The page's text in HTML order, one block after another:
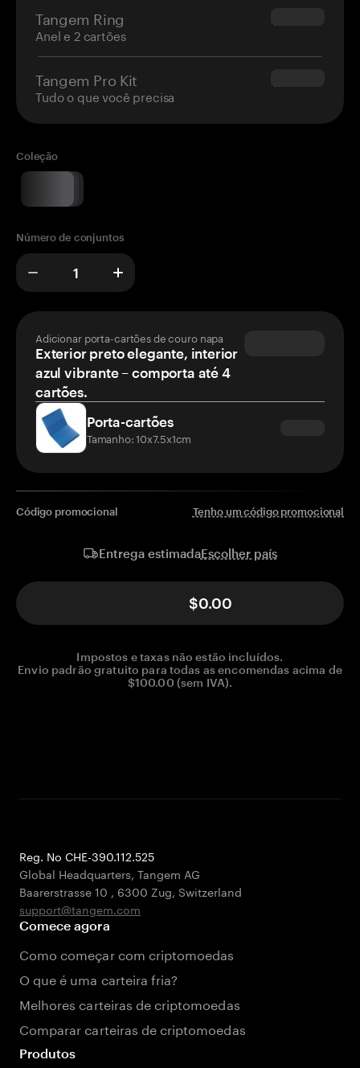
Tangem Ring
Anel e 2 cartões
$160.00
Tangem Pro Kit
Tudo o que você precisa
$180.00
Coleção
Número de conjuntos
Adicionar porta-cartões de couro napa
Exterior preto elegante, interior
azul vibrante – comporta até 4
cartões.
Porta-cartões
Tamanho: 10x7.5x1cm
Código promocional Tenho um código promocional
Entrega estimadaEscolher país
$0.00
Impostos e taxas não estão incluídos.
Envio padrão gratuito para todas as encomendas acima de
$100.00 (sem IVA).
Reg. No CHE-390.112.525
Global Headquarters, Tangem AG
Baarerstrasse 10 , 6300 Zug, Switzerland
support@tangem.com
Comece agora
Como começar com criptomoedas
O que é uma carteira fria?
Melhores carteiras de criptomoedas
Comparar carteiras de criptomoedas
Produtos